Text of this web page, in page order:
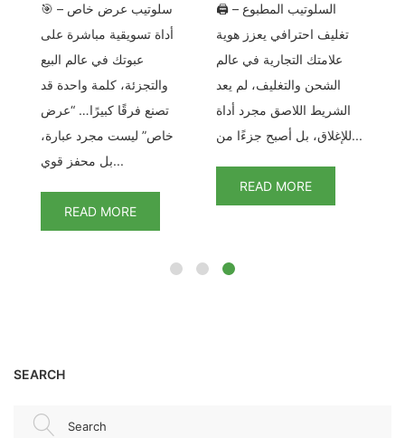
🎯 سلوتيب عرض خاص –
أداة تسويقية مباشرة على
عبوتك في عالم البيع
والتجزئة، كلمة واحدة قد
تصنع فرقًا كبيرًا… “عرض
خاص” ليست مجرد عبارة،
بل محفز قوي...
READ MORE
🖨️ السلوتيب المطبوع –
تغليف احترافي يعزز هوية
علامتك التجارية في عالم
الشحن والتغليف، لم يعد
الشريط اللاصق مجرد أداة
للإغلاق، بل أصبح جزءًا من...
READ MORE
SEARCH
Search